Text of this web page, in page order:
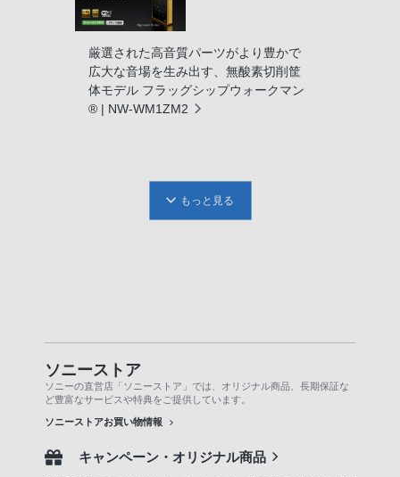
厳選された高音質パーツがより豊かで
広大な音場を生み出す、無酸素切削筐
体モデル フラッグシップウォークマン
® | NW-WM1ZM2
もっと見る
ソニーストア
ソニーの直営店「ソニーストア」では、オリジナル商品、長期保証な
ど豊富なサービスや特典をご提供しています。
ソニーストアお買い物情報
キャンペーン・オリジナル商品